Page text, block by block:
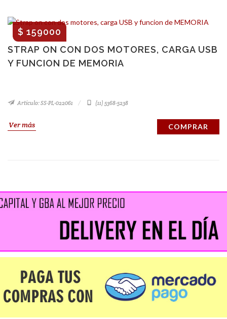
STRAP ON CON DOS MOTORES, CARGA USB
Y FUNCION DE MEMORIA
$ 159000
Artículo: SS-PL-022061 (11) 5368-5238
Ver más COMPRAR